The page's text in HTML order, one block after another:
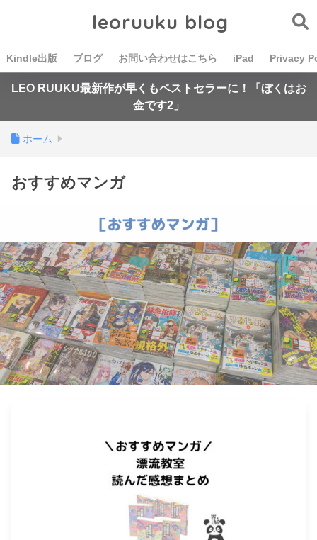
leoruuku blog
Kindle出版 ブログ お問い合わせはこちら iPad Privacy
LEO RUUKU最新作が早くもベストセラーに！「ぼくはお
金です2」
ホーム
おすすめマンガ